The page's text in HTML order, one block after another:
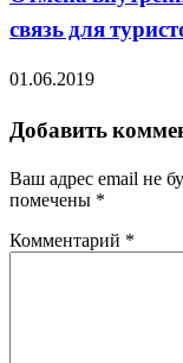
связь для
01.06.2019
Добавить
Ваш адрес email не
помечены *
Комментарий *